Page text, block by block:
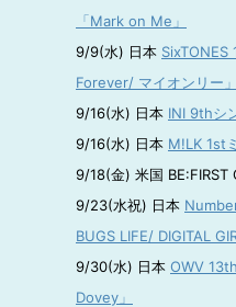
「Mark on Me」
9/9(水) 日本 SixTONES
Forever/ マイオンリー」
9/16(水) 日本 INI 9thシ
9/16(水) 日本 M!LK 1st
9/18(金) 米国 BE:FIRST
9/23(水祝) 日本
BUGS LIFE/ DIGITAL
9/30(水) 日本 OWV
Dovey」